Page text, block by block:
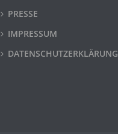
PRESSE
IMPRESSUM
DATENSCHUTZERKLÄRUNG